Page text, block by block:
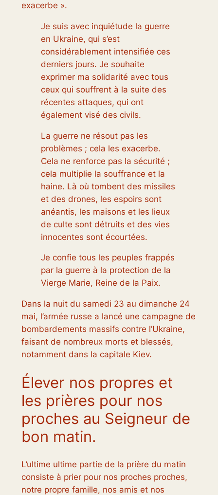
exacerbe ».
Je suis avec inquiétude la guerre
en Ukraine, qui s’est
considérablement intensifiée ces
derniers jours. Je souhaite
exprimer ma solidarité avec tous
ceux qui souffrent à la suite des
récentes attaques, qui ont
également visé des civils.
La guerre ne résout pas les
problèmes ; cela les exacerbe.
Cela ne renforce pas la sécurité ;
cela multiplie la souffrance et la
haine. Là où tombent des missiles
et des drones, les espoirs sont
anéantis, les maisons et les lieux
de culte sont détruits et des vies
innocentes sont écourtées.
Je confie tous les peuples frappés
par la guerre à la protection de la
Vierge Marie, Reine de la Paix.
Dans la nuit du samedi 23 au dimanche 24
mai, l’armée russe a lancé une campagne de
bombardements massifs contre l’Ukraine,
faisant de nombreux morts et blessés,
notamment dans la capitale Kiev.
Élever nos propres et
les prières pour nos
proches au Seigneur de
bon matin.
L’ultime ultime partie de la prière du matin
consiste à prier pour nos proches proches,
notre propre famille, nos amis et nos